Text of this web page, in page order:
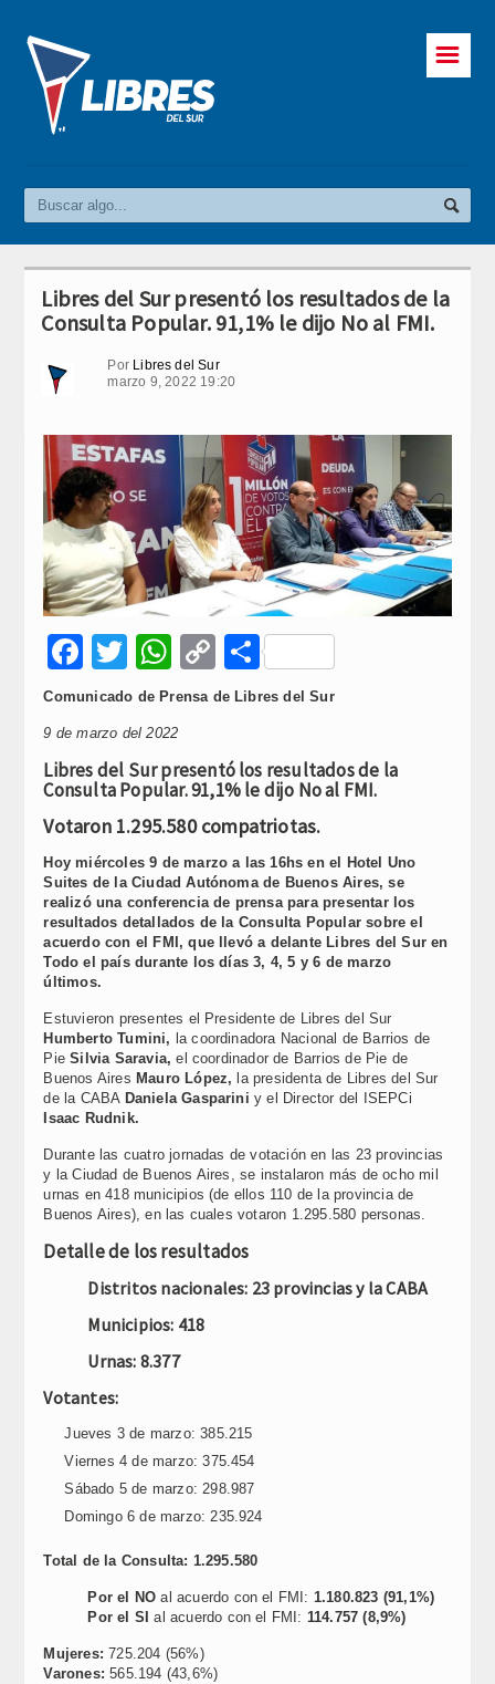
☰
Libres del Sur presentó los resultados de la
Consulta Popular. 91,1% le dijo No al FMI.
Por Libres del Sur
marzo 9, 2022 19:20
Facebook
Twitter
WhatsApp
Copy
Link
Compartir
Comunicado de Prensa de Libres del Sur
9 de marzo del 2022
Libres del Sur presentó los resultados de la
Consulta Popular. 91,1% le dijo No al FMI.
Votaron 1.295.580 compatriotas.
Hoy miércoles 9 de marzo a las 16hs en el Hotel Uno
Suites de la Ciudad Autónoma de Buenos Aires, se
realizó una conferencia de prensa para presentar los
resultados detallados de la Consulta Popular sobre el
acuerdo con el FMI, que llevó a delante Libres del Sur en
Todo el país durante los días 3, 4, 5 y 6 de marzo
últimos.
Estuvieron presentes el Presidente de Libres del Sur
Humberto Tumini, la coordinadora Nacional de Barrios de
Pie Silvia Saravia, el coordinador de Barrios de Pie de
Buenos Aires Mauro López, la presidenta de Libres del Sur
de la CABA Daniela Gasparini y el Director del ISEPCi
Isaac Rudnik.
Durante las cuatro jornadas de votación en las 23 provincias
y la Ciudad de Buenos Aires, se instalaron más de ocho mil
urnas en 418 municipios (de ellos 110 de la provincia de
Buenos Aires), en las cuales votaron 1.295.580 personas.
Detalle de los resultados
Distritos nacionales: 23 provincias y la CABA
Municipios: 418
Urnas: 8.377
Votantes:
Jueves 3 de marzo: 385.215
Viernes 4 de marzo: 375.454
Sábado 5 de marzo: 298.987
Domingo 6 de marzo: 235.924
Total de la Consulta: 1.295.580
Por el NO al acuerdo con el FMI: 1.180.823 (91,1%)
Por el SI al acuerdo con el FMI: 114.757 (8,9%)
Mujeres: 725.204 (56%)
Varones: 565.194 (43,6%)